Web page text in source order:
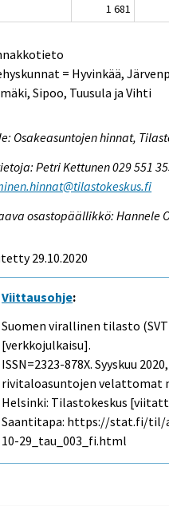
1 681
= Hyvinkää,
Sipoo, Tuusula ja Vihti
Osakeasuntojen hinnat,
Petri Kettunen 029 551
osastopäällikkö: Hannele
29.10.2020
Viittausohje:
Suomen virallinen tilasto
[verkkojulkaisu].
ISSN=2323-878X.Syyskuu
rivitaloasuntojen velattomat
Helsinki: Tilastokeskus
Saantitapa: https://stat.fi/til/
10-29_tau_003_fi.html